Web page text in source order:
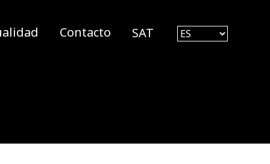
Contacto SAT